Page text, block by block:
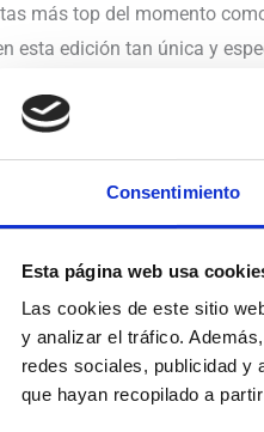
Consentimiento
Esta página web usa
Las cookies de este sitio
y analizar el tráfico.
redes sociales, publicidad y
que hayan recopilado a
más top del momento
esta edición tan única y
excepcional situación este
a tope.
comentario